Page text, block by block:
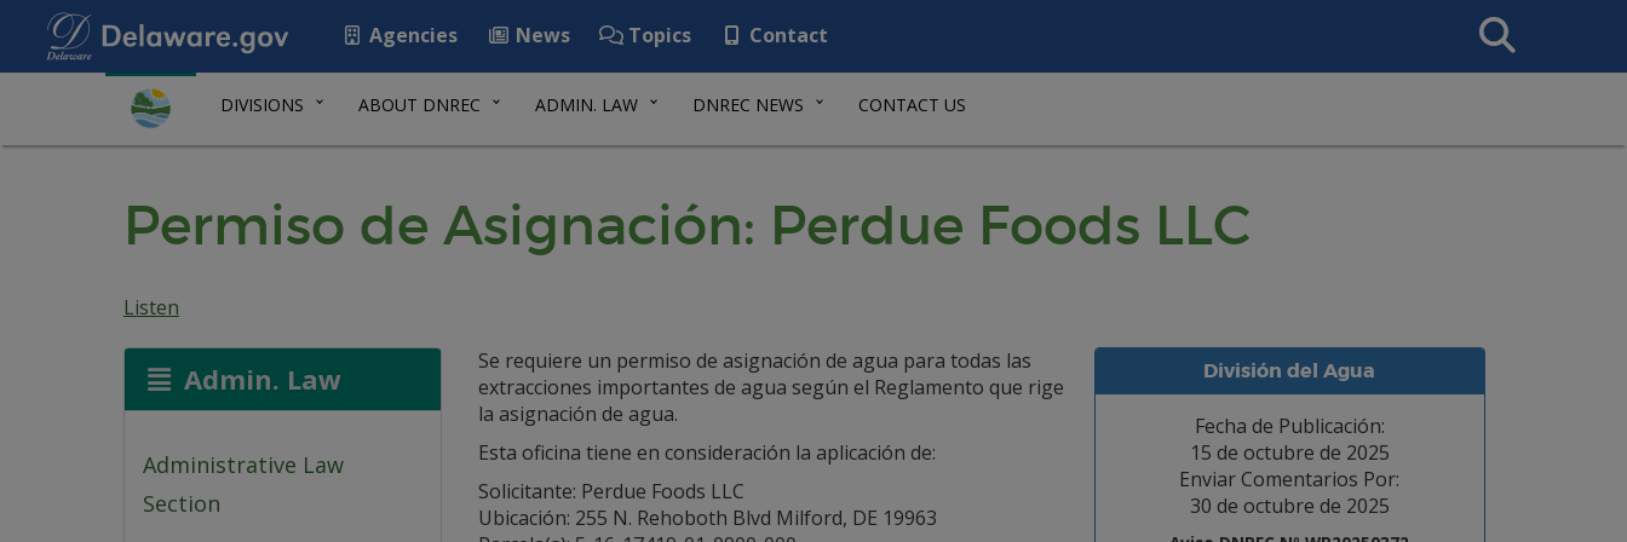
Agencies News Topics Contact
Search
This
DIVISIONS ABOUT DNREC ADMIN. LAW DNREC NEWS CONTACT US
Permiso de Asignación: Perdue Foods LLC
Listen
Admin. Law
Administrative Law
Section
División del Agua
Fecha de Publicación:
15 de octubre de 2025
Enviar Comentarios Por:
30 de octubre de 2025
Se requiere un permiso de asignación de agua para todas las
extracciones importantes de agua según el Reglamento que rige
la asignación de agua.
Esta oficina tiene en consideración la aplicación de:
Solicitante: Perdue Foods LLC
Ubicación: 255 N. Rehoboth Blvd Milford, DE 19963